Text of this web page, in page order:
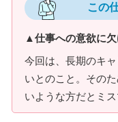
この
▲仕事への意欲に
今回は、長期のキ
いとのこと。その
いような方だとミ